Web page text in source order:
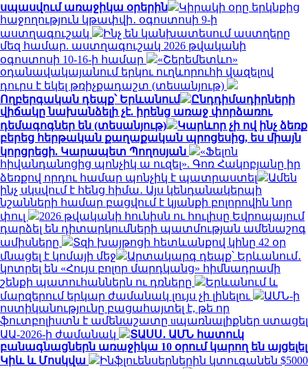
սպասվում առաջիկա օրերին
Կիրակի օրը երկնքից
հաջողություն կթափվի․ օգոստոսի 9-ի
աստղագուշակ
Ինչ են կանխատեսում աստղերը
մեզ համար. աստղագուշակ 2026 թվականի
օգոստոսի 10-16-ի համար
«Շերեմետևո»
օդանավակայանում երկու ուղևորուհի վազելով
դուրս է եկել թռիչքադաշտ (տեսանյութ)
Ողբերգական դեպք՝ Երևանում
Ընդդիմադիրների
վիճակը նախանձելի չէ. իրենց առաջ փորձառու
դեմագոգներ են (տեսանյութ)
Կարևոր չի ով ինչ ձեռք
բերեց հերթական քաղաքական պրոցեսից, ես միայն
կորցրեցի. Կարապետ Պողոսյան
«Ֆելոն
հիվանդանոցից պոնչիկ ա ուզել». Գոռ Հակոբյանը իր
ձեռքով որդու համար պոնչիկ է պատրաստել
Ամեն
ինչ սկսվում է հենց հիմա․ Այս կենդանակերպի
նշանների համար բացվում է կյանքի բոլորովին նոր
փուլ
2026 թվականի հունիսն ու հուլիսը Եվրոպայում
դարձել են դիտարկումների պատմության ամենաշոգ
ամիսները
Տզի խայթոցի հետևանքով կինը 42 օր
մնացել է կոմայի մեջ
Արտակարգ դեպք՝ Երևանում․
կոտրել են «Հույս բոլոր մարդկանց» հիմնադրամի
շենքի պատուհաններն ու դռները
Երևանում և
մարզերում երկար ժամանակ լույս չի լինելու
ԱՄՆ-ի
ոստիկանությունը բացահայտել է, թե որ
ֆուտբոլիստն է ամենաշատը uպառնալիքներ ստացել
ԱԱ-2026-ի ժամանակ
ՏԱՍՍ․ ԱՄՆ հատուկ
բանագնացներն առաջիկա 10 օրում կարող են այցելել
Կիև և Մոսկվա
Ինֆլուենսերներին կտուգանեն $5000